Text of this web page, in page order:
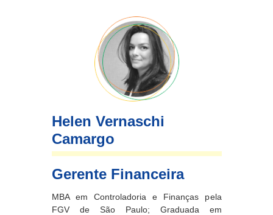
Helen Vernaschi
Camargo
Gerente Financeira
MBA em Controladoria e Finanças pela
FGV de São Paulo; Graduada em